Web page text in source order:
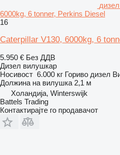
6000kg, 6 tonner, Perkins Diesel
16
Caterpillar V130, 6000kg, 6
5.950 € Без ДДВ
Дизел вилушкар
Носивост 6.000 кг Гориво дизел
Должина на вилушка 2,1 м
Холандија, Winterswijk
Battels Trading
Контактирајте го продавачот